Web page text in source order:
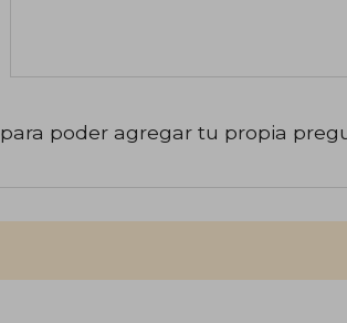
para poder agregar tu propia